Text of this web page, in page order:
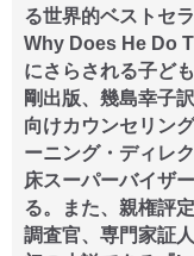
る世界的ベストセ
Why Does He Do
にさらされる子ど
剛出版、幾島幸子
向けカウンセリン
ーニング・ディレ
床スーパーバイザ
る。また、親権評
調査官、専門家証